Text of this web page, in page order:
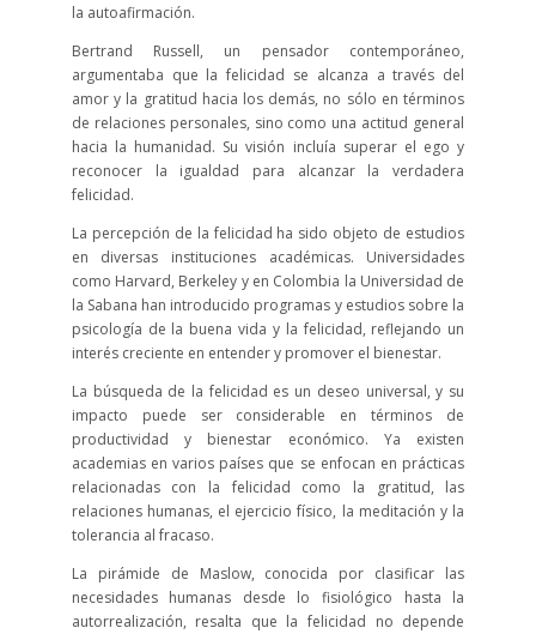
la autoafirmación.
Bertrand Russell, un pensador contemporáneo,
argumentaba que la felicidad se alcanza a través del
amor y la gratitud hacia los demás, no sólo en términos
de relaciones personales, sino como una actitud general
hacia la humanidad. Su visión incluía superar el ego y
reconocer la igualdad para alcanzar la verdadera
felicidad.
La percepción de la felicidad ha sido objeto de estudios
en diversas instituciones académicas. Universidades
como Harvard, Berkeley y en Colombia la Universidad de
la Sabana han introducido programas y estudios sobre la
psicología de la buena vida y la felicidad, reflejando un
interés creciente en entender y promover el bienestar.
La búsqueda de la felicidad es un deseo universal, y su
impacto puede ser considerable en términos de
productividad y bienestar económico. Ya existen
academias en varios países que se enfocan en prácticas
relacionadas con la felicidad como la gratitud, las
relaciones humanas, el ejercicio físico, la meditación y la
tolerancia al fracaso.
La pirámide de Maslow, conocida por clasificar las
necesidades humanas desde lo fisiológico hasta la
autorrealización, resalta que la felicidad no depende